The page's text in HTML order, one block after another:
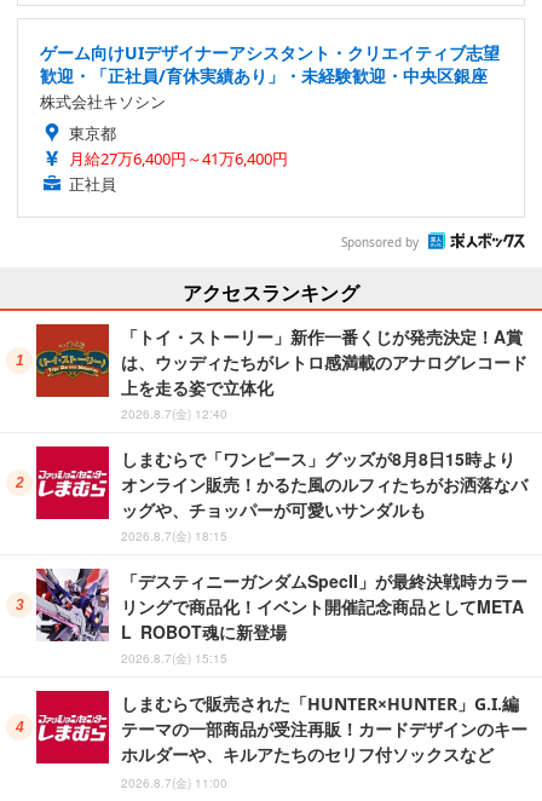
ゲーム向けUIデザイナーアシスタント・クリエイティブ志望
歓迎・「正社員/育休実績あり」・未経験歓迎・中央区銀座
株式会社キソシン
東京都
月給27万6,400円～41万6,400円
正社員
Sponsored by
アクセスランキング
「トイ・ストーリー」新作一番くじが発売決定！A賞
は、ウッディたちがレトロ感満載のアナログレコード
上を走る姿で立体化
2026.8.7(金) 12:40
しまむらで「ワンピース」グッズが8月8日15時より
オンライン販売！かるた風のルフィたちがお洒落なバ
ッグや、チョッパーが可愛いサンダルも
2026.8.7(金) 18:15
「デスティニーガンダムSpecII」が最終決戦時カラー
リングで商品化！イベント開催記念商品としてMETA
L ROBOT魂に新登場
2026.8.7(金) 15:15
しまむらで販売された「HUNTER×HUNTER」G.I.編
テーマの一部商品が受注再販！カードデザインのキー
ホルダーや、キルアたちのセリフ付ソックスなど
2026.8.7(金) 11:00